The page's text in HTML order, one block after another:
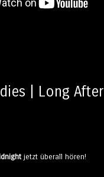
| Long After
jetzt überall hören!